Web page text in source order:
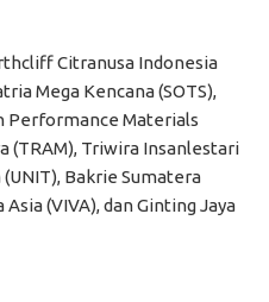
Citranusa Indonesia
Mega Kencana (SOTS),
Performance Materials
(TRAM), Triwira Insanlestari
Bakrie Sumatera
(VIVA), dan Ginting Jaya